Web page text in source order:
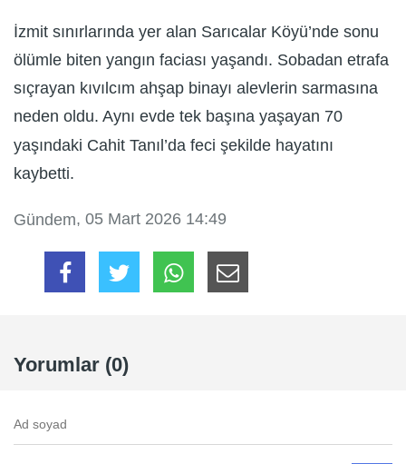
İzmit sınırlarında yer alan Sarıcalar Köyü’nde sonu
ölümle biten yangın faciası yaşandı. Sobadan etrafa
sıçrayan kıvılcım ahşap binayı alevlerin sarmasına
neden oldu. Aynı evde tek başına yaşayan 70
yaşındaki Cahit Tanıl’da feci şekilde hayatını
kaybetti.
Gündem, 05 Mart 2026 14:49
Yorumlar (0)